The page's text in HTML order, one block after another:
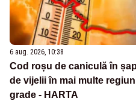
6 aug. 2026, 10:38
Cod roșu de caniculă în
de vijelii în mai multe
grade - HARTA